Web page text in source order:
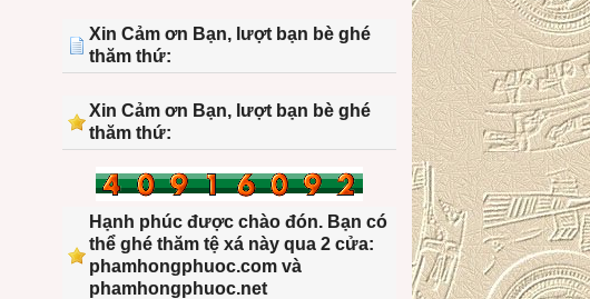
Xin Cảm ơn Bạn, lượt bạn bè ghé
thăm thứ:
Xin Cảm ơn Bạn, lượt bạn bè ghé
thăm thứ:
Hạnh phúc được chào đón. Bạn có
thể ghé thăm tệ xá này qua 2 cửa:
phamhongphuoc.com và
phamhongphuoc.net